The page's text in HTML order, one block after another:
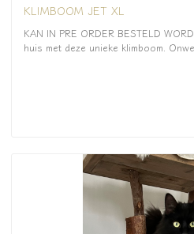
KLIMBOOM JET XL
KAN IN PRE ORDER BESTELD
huis met deze unieke klimboom.